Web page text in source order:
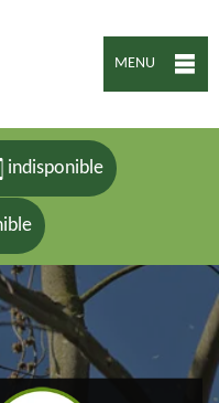
MENU
indisponible